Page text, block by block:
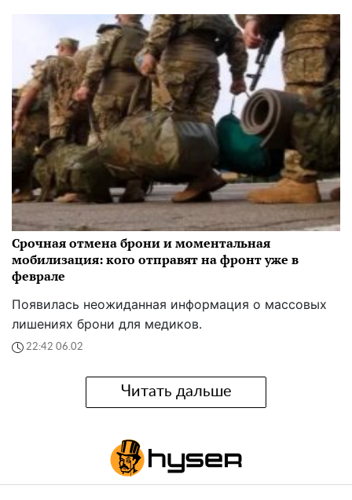
Срочная отмена брони и моментальная
мобилизация: кого отправят на фронт уже в
феврале
Появилась неожиданная информация о массовых
лишениях брони для медиков.
22:42 06.02
Читать дальше